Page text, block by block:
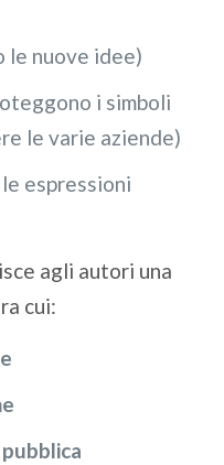
le nuove idee)
i simboli
le varie aziende)
espressioni
agli autori una
cui: